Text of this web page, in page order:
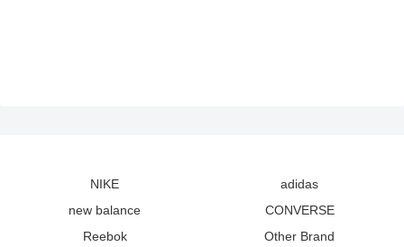
NIKE
adidas
new balance
CONVERSE
Reebok
Other Brand